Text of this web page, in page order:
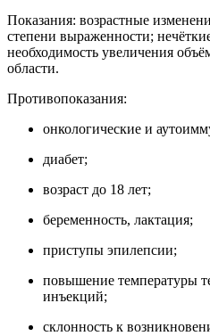
Показания: возрастные
степени выраженности;
необходимость увеличения
области.
Противопоказания:
онкологические и
диабет;
возраст до 18 лет;
беременность, лактация;
приступы эпилепсии;
повышение температуры
инъекций;
склонность к